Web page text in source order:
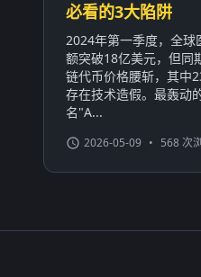
必看的3大陷阱
2024年第一季度，全球
额突破18亿美元，但同
链代币价格腰斩，其中
存在技术造假。最轰动
名"A...
2026-05-09 • 568 次